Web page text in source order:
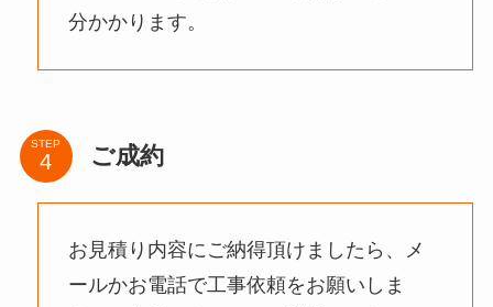
分かかります。
STEP ご成約
お見積り内容にご納得頂けましたら、メ
ールかお電話で工事依頼をお願いしま